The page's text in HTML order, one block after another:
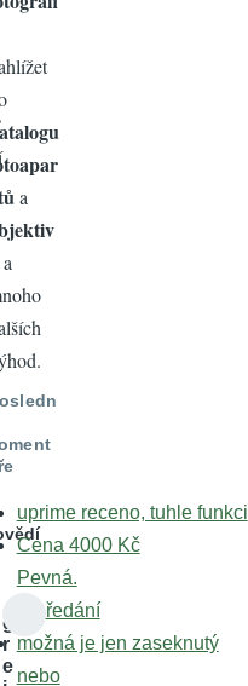
g
r
e
a
a
uprime receno, tuhle funkci
Cena 4000 Kč
Pevná.
K předání
možná je jen zaseknutý
nebo